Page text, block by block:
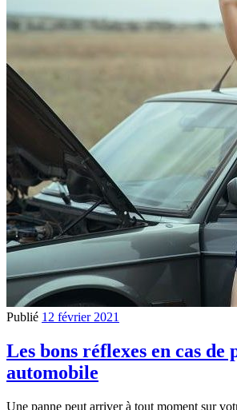
Publié 12 février 2021
Les bons réflexes en cas de
automobile
Une panne peut arriver à tout moment sur